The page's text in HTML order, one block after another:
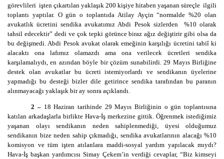
görevlileri işten çıkartılan yaklaşık 200 kişiye hitaben yaşanan süreçle ilgili
toplantı yaptılar. O gün o toplantıda Atilay Ayçin “normalde %20 olan
avukatlık ücretini sendika avukatımız Abdi Pesok sizlerden %10 olarak
tahsil edecektir” dedi ve çok tepki görünce biraz ağız değiştirir gibi olsa da
bu değişmedi. Abdi Pesok avukat olarak emeğinin karşılığı ücretini tabiî ki
alacaktı ona lafımız olamazdı ama ona verilecek ücretleri sendika
karşılamalıydı, en azından böyle bir çözüm sunabilirdi. 29 Mayıs Birliğine
destek olan avukatlar bu ücreti istemiyorlardı ve sendikanın üyelerine
yapmadığı bu desteği bizler dile getirince sendika tarafından bu paranın
alınmayacağı yaklaşık bir ay sonra açıklandı.
2 –18 Haziran tarihinde 29 Mayıs Birliğinin o gün toplantısına
katılan arkadaşlarla birlikte Hava-İş merkezine gittik. Öğrenmek istediğimiz
yaşanan olayı sendikanın neden sahiplenmediği, üyesi olduğumuz
sendikanın bize neden sahip çıkmadığı, sendika avukatlarının alacağı %10
komisyon ve tüm işten atılanlara maddi-sosyal yardım yapılacak mıydı?
Hava-İş başkan yardımcısı Simay Çekem’in verdiği cevaplar, “Biz kimseyi